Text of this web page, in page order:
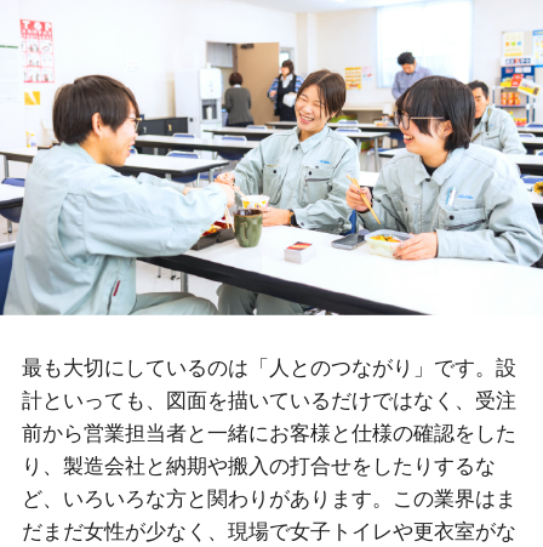
最も大切にしているのは「人とのつながり」です。設
計といっても、図面を描いているだけではなく、受注
前から営業担当者と一緒にお客様と仕様の確認をした
り、製造会社と納期や搬入の打合せをしたりするな
ど、いろいろな方と関わりがあります。この業界はま
だまだ女性が少なく、現場で女子トイレや更衣室がな